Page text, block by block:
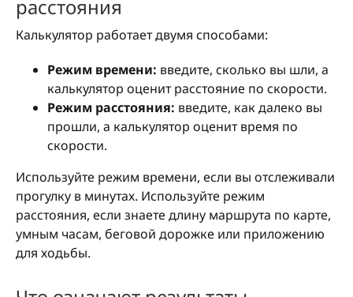
расстояния
Калькулятор работает двумя способами:
Режим времени: введите, сколько вы шли, а
калькулятор оценит расстояние по скорости.
Режим расстояния: введите, как далеко вы
прошли, а калькулятор оценит время по
скорости.
Используйте режим времени, если вы отслеживали
прогулку в минутах. Используйте режим
расстояния, если знаете длину маршрута по карте,
умным часам, беговой дорожке или приложению
для ходьбы.